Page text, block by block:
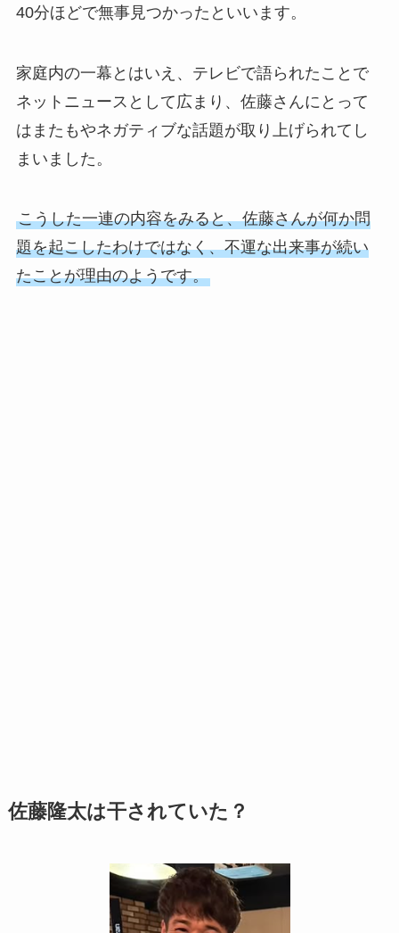
40分ほどで無事見つかったといいます。
家庭内の一幕とはいえ、テレビで語られたことで
ネットニュースとして広まり、佐藤さんにとって
はまたもやネガティブな話題が取り上げられてし
まいました。
こうした一連の内容をみると、佐藤さんが何か問
題を起こしたわけではなく、不運な出来事が続い
たことが理由のようです。
佐藤隆太は干されていた？